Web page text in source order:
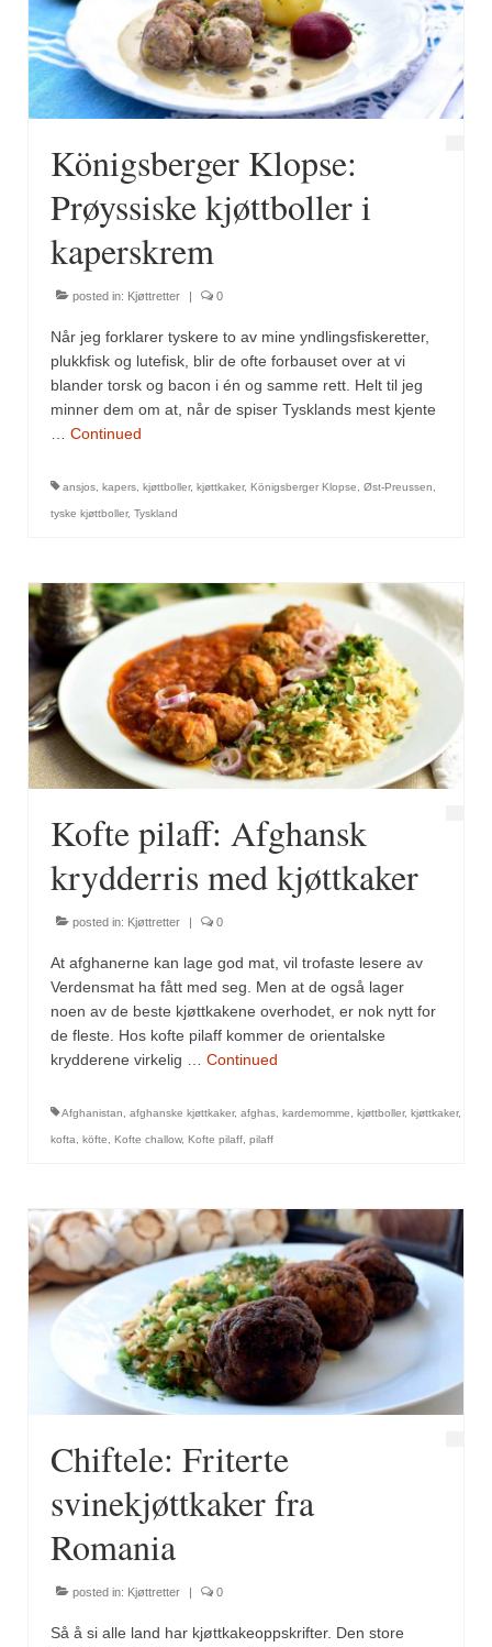
Fugl
Gryteretter
Snacks
Supper
Vegetar
Krydder, oppskrifter
Albóndigaskrydder
Brennesle
Cajunkrydder, sterkt
Estragon
Guindillas
Herbes de Provence
Kjørvel
Løpstikke
Mirepoix
Ñora
Paprikapulver, edelsøtt
Parisisk pepper
Piment d’Espelette
Purreløk (tørket)
Quatre épices
Rosépepper
Königsberger Klopse:
Prøyssiske kjøttboller i
kaperskrem
posted in: Kjøttretter | 0
Når jeg forklarer tyskere to av mine yndlingsfiskeretter,
plukkfisk og lutefisk, blir de ofte forbauset over at vi
blander torsk og bacon i én og samme rett. Helt til jeg
minner dem om at, når de spiser Tysklands mest kjente
Continued
ansjos kapers kjøttboller, kjøttkaker, Königsberger Klopse Øst-Preussen
tyske kjøttboller, Tyskland
Kofte pilaff: Afghansk
krydderris med kjøttkaker
posted in: Kjøttretter | 0
At afghanerne kan lage god mat, vil trofaste lesere av
Verdensmat ha fått med seg. Men at de også lager
noen av de beste kjøttkakene overhodet, er nok nytt for
de fleste. Hos kofte pilaff kommer de orientalske
krydderene virkelig … Continued
Afghanistan afghanske kjøttkaker, afghas kardemomme kjøttboller, kjøttkaker,
kofta köfte Kofte challow, Kofte pilaff pilaff
Chiftele: Friterte
svinekjøttkaker fra
Romania
posted in: Kjøttretter 0
Så å si alle land har kjøttkakeoppskrifter. Den store